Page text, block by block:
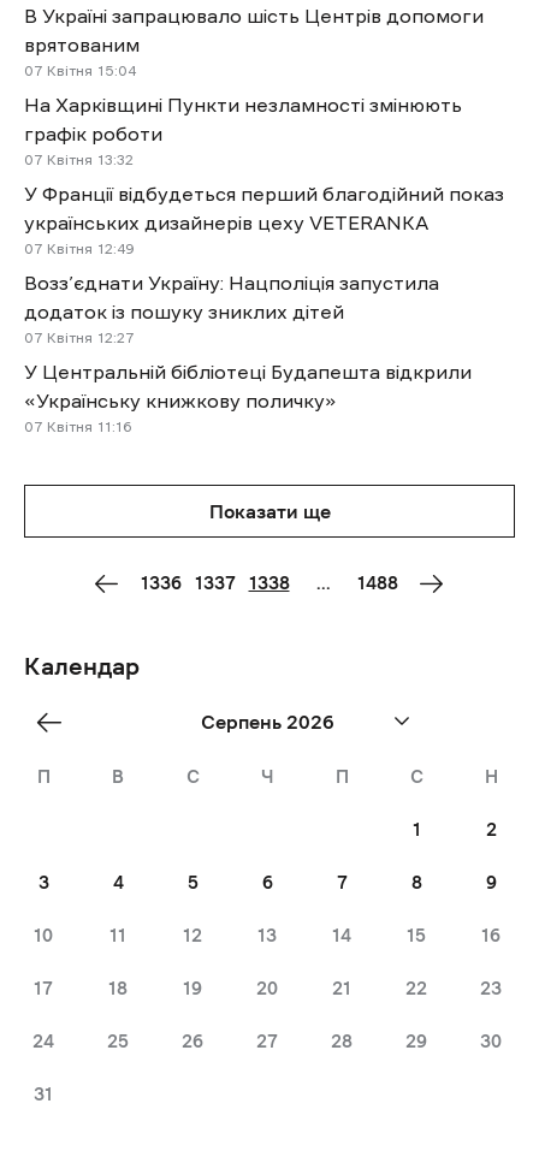
В Україні запрацювало шість Центрів допомоги
врятованим
07 Квітня 15:04
На Харківщині Пункти незламності змінюють
графік роботи
07 Квітня 13:32
У Франції відбудеться перший благодійний показ
українських дизайнерів цеху VETERANKA
07 Квітня 12:49
Возз’єднати Україну: Нацполіція запустила
додаток із пошуку зниклих дітей
07 Квітня 12:27
У Центральній бібліотеці Будапешта відкрили
«Українську книжкову поличку»
07 Квітня 11:16
Календар
Серпень 2026
П В С Ч П С Н
1 2
3 4 5 6 7 8 9
10 11 12 13 14 15 16
17 18 19 20 21 22 23
24 25 26 27 28 29 30
31
«
Jul
Показати ще
1336 1337 1338 ... 1488